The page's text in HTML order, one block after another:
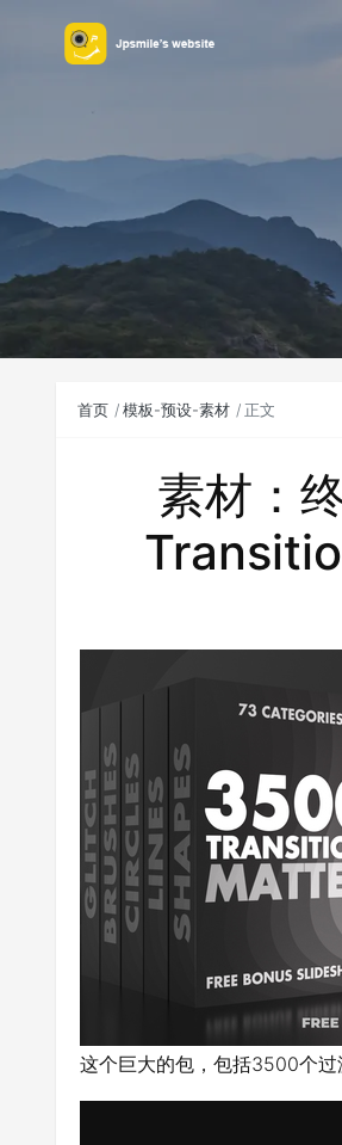
首页 模板-预设-素材 正文
素材：
这个巨大的包，包括3500个